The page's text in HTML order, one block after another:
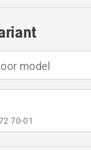
model
70‑01